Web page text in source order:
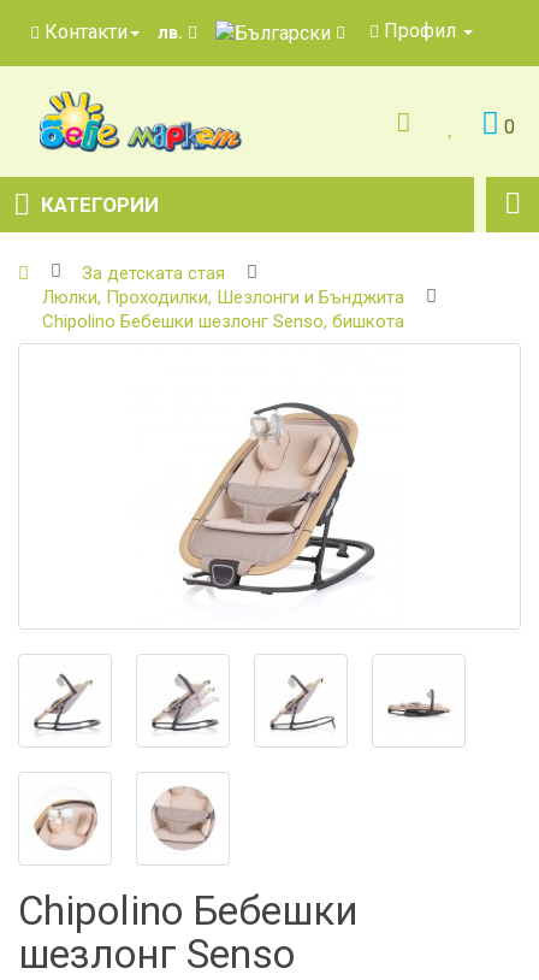
Контакти лв. Профил
0
КАТЕГОРИИ
За детската стая
Люлки, Проходилки, Шезлонги и Бънджита
Chipolino Бебешки шезлонг Senso, бишкота
Chipolino Бебешки
шезлонг Senso